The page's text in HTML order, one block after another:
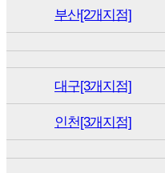
부산[2개지점]
대구[3개지점]
인천[3개지점]